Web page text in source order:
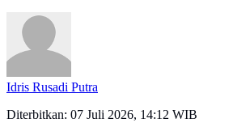
Idris Rusadi Putra
Diterbitkan: 07 Juli 2026, 14:12 WIB